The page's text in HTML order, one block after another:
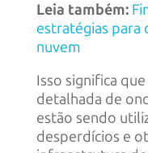
Leia também:
estratégias para
nuvem
Isso significa
detalhada de
estão sendo
desperdícios e